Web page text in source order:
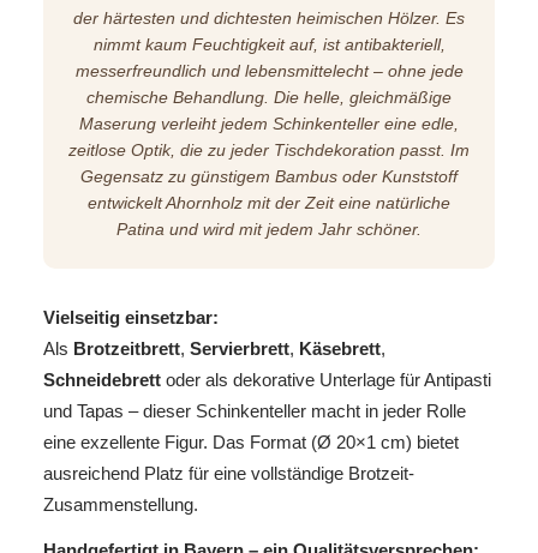
der härtesten und dichtesten heimischen Hölzer. Es
nimmt kaum Feuchtigkeit auf, ist antibakteriell,
messerfreundlich und lebensmittelecht – ohne jede
chemische Behandlung. Die helle, gleichmäßige
Maserung verleiht jedem Schinkenteller eine edle,
zeitlose Optik, die zu jeder Tischdekoration passt. Im
Gegensatz zu günstigem Bambus oder Kunststoff
entwickelt Ahornholz mit der Zeit eine natürliche
Patina und wird mit jedem Jahr schöner.
Vielseitig einsetzbar:
Als Brotzeitbrett, Servierbrett, Käsebrett,
Schneidebrett oder als dekorative Unterlage für Antipasti
und Tapas – dieser Schinkenteller macht in jeder Rolle
eine exzellente Figur. Das Format (Ø 20×1 cm) bietet
ausreichend Platz für eine vollständige Brotzeit-
Zusammenstellung.